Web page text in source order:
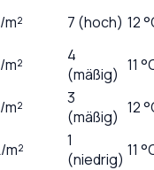
m² 7 (hoch) 12
m²
4
(mäßig) 11
m²
3
(mäßig) 12
m²
1
(niedrig) 11